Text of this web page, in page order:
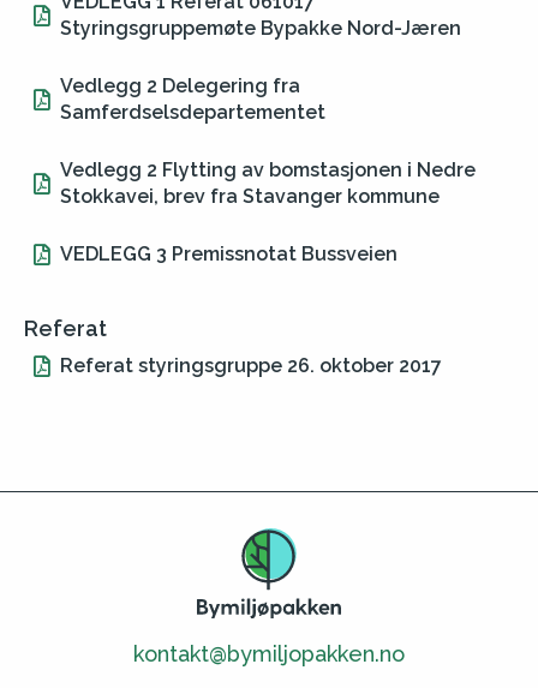
Styringsgruppemøte Bypakke Nord-Jæren
Vedlegg 2 Delegering fra
Samferdselsdepartementet
Vedlegg 2 Flytting av bomstasjonen i Nedre
Stokkavei, brev fra Stavanger kommune
VEDLEGG 3 Premissnotat Bussveien
Referat
Referat styringsgruppe 26. oktober 2017
kontakt@bymiljopakken.no